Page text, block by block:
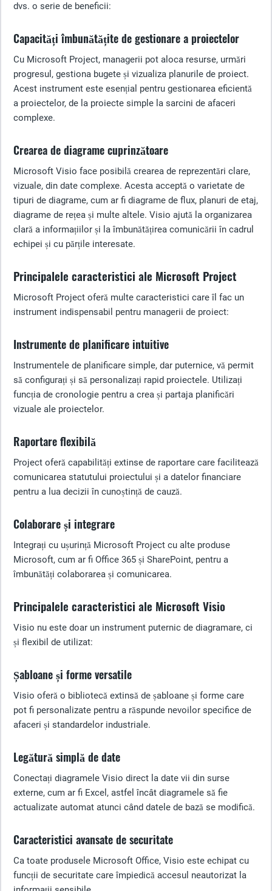
dvs. o serie de beneficii:
Capacități îmbunătățite de gestionare a proiectelor
Cu Microsoft Project, managerii pot aloca resurse, urmări
progresul, gestiona bugete și vizualiza planurile de proiect.
Acest instrument este esențial pentru gestionarea eficientă
a proiectelor, de la proiecte simple la sarcini de afaceri
complexe.
Crearea de diagrame cuprinzătoare
Microsoft Visio face posibilă crearea de reprezentări clare,
vizuale, din date complexe. Acesta acceptă o varietate de
tipuri de diagrame, cum ar fi diagrame de flux, planuri de etaj,
diagrame de rețea și multe altele. Visio ajută la organizarea
clară a informațiilor și la îmbunătățirea comunicării în cadrul
echipei și cu părțile interesate.
Principalele caracteristici ale Microsoft Project
Microsoft Project oferă multe caracteristici care îl fac un
instrument indispensabil pentru managerii de proiect:
Instrumente de planificare intuitive
Instrumentele de planificare simple, dar puternice, vă permit
să configurați și să personalizați rapid proiectele. Utilizați
funcția de cronologie pentru a crea și partaja planificări
vizuale ale proiectelor.
Raportare flexibilă
Project oferă capabilități extinse de raportare care facilitează
comunicarea statutului proiectului și a datelor financiare
pentru a lua decizii în cunoștință de cauză.
Colaborare și integrare
Integrați cu ușurință Microsoft Project cu alte produse
Microsoft, cum ar fi Office 365 și SharePoint, pentru a
îmbunătăți colaborarea și comunicarea.
Principalele caracteristici ale Microsoft Visio
Visio nu este doar un instrument puternic de diagramare, ci
și flexibil de utilizat:
Șabloane și forme versatile
Visio oferă o bibliotecă extinsă de șabloane și forme care
pot fi personalizate pentru a răspunde nevoilor specifice de
afaceri și standardelor industriale.
Legătură simplă de date
Conectați diagramele Visio direct la date vii din surse
externe, cum ar fi Excel, astfel încât diagramele să fie
actualizate automat atunci când datele de bază se modifică.
Caracteristici avansate de securitate
Ca toate produsele Microsoft Office, Visio este echipat cu
funcții de securitate care împiedică accesul neautorizat la